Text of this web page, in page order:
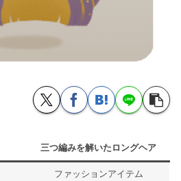
三つ編みを解いたロングヘア
ファッションアイテム